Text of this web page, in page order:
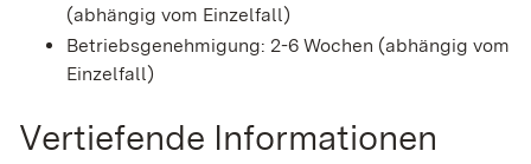
(abhängig vom Einzelfall)
Betriebsgenehmigung: 2-6 Wochen (abhängig vom
Einzelfall)
Vertiefende Informationen